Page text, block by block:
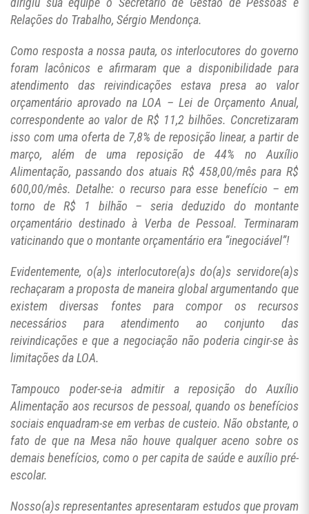
Relações do Trabalho, Sérgio Mendonça.
Como resposta a nossa pauta, os interlocutores do governo
foram lacônicos e afirmaram que a disponibilidade para
atendimento das reivindicações estava presa ao valor
orçamentário aprovado na LOA – Lei de Orçamento Anual,
correspondente ao valor de R$ 11,2 bilhões. Concretizaram
isso com uma oferta de 7,8% de reposição linear, a partir de
março, além de uma reposição de 44% no Auxílio
Alimentação, passando dos atuais R$ 458,00/mês para R$
600,00/mês. Detalhe: o recurso para esse benefício – em
torno de R$ 1 bilhão – seria deduzido do montante
orçamentário destinado à Verba de Pessoal. Terminaram
vaticinando que o montante orçamentário era “inegociável”!
Evidentemente, o(a)s interlocutore(a)s do(a)s servidore(a)s
rechaçaram a proposta de maneira global argumentando que
existem diversas fontes para compor os recursos
necessários para atendimento ao conjunto das
reivindicações e que a negociação não poderia cingir-se às
limitações da LOA.
Tampouco poder-se-ia admitir a reposição do Auxílio
Alimentação aos recursos de pessoal, quando os benefícios
sociais enquadram-se em verbas de custeio. Não obstante, o
fato de que na Mesa não houve qualquer aceno sobre os
demais benefícios, como o per capita de saúde e auxílio pré-
escolar.
Nosso(a)s representantes apresentaram estudos que provam